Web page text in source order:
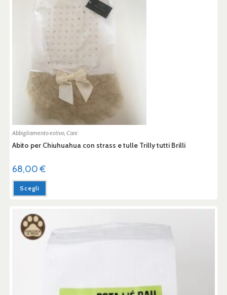
Abbigliamento estivo,Cani
Abito per Chiuhuahua con strass e tulle Trilly tutti Brilli
68,00€
Scegli